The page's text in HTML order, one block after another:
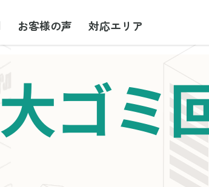
お客様の声 対応エリア
ゴミ